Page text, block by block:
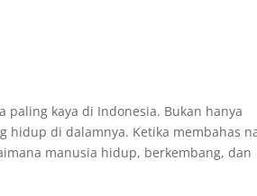
paling kaya di Indonesia. Bukan hanya
hidup di dalamnya. Ketika membahas
manusia hidup, berkembang, dan